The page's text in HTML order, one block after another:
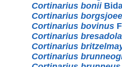
Cortinarius bonii
Cortinarius
Cortinarius bovinus
Cortinarius
Cortinarius
Cortinarius